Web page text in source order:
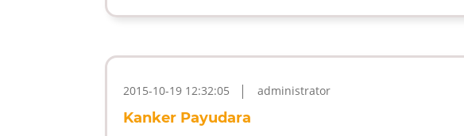
2015-10-19 12:32:05 administrator
Kanker Payudara